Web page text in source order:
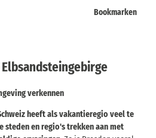
Bookmarken
verkennen
heeft als vakantieregio veel te
steden en regio's trekken aan met